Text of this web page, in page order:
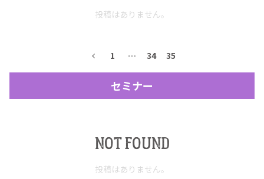
投稿はありません。
1 … 34 35
セミナー
NOT FOUND
投稿はありません。